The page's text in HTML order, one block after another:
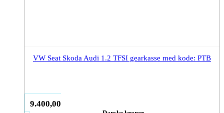
VW Seat Skoda Audi 1.2 TFSI gearkasse med kode: PTB
9.400,00